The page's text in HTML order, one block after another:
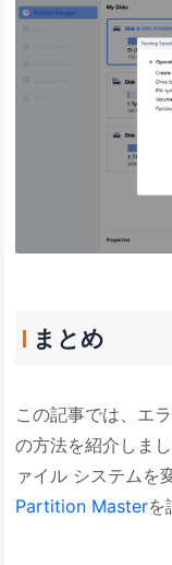
まとめ
この記事では、エ
の方法を紹介しま
ァイル システムを
Partition Masterを